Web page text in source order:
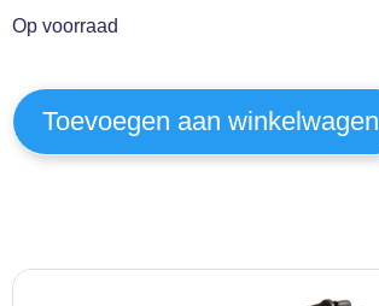
Op voorraad
Toevoegen aan winkelwagen